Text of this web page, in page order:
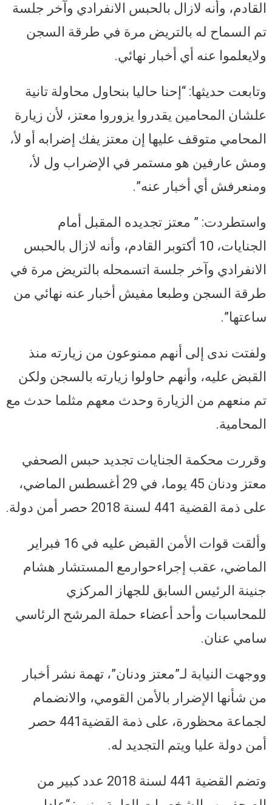
القادم، وأنه لازال بالحبس الانفرادي وآخر جلسة
تم السماح له بالتريض مرة في طرقة السجن
ولايعلموا عنه أي أخبار نهائي.
وتابعت حديثها: “إحنا حاليا بنحاول محاولة تانية
علشان المحامين يقدروا يزوروا معتز، لأن زيارة
المحامي متوقف عليها إن معتز يفك إضرابه أو لأ،
ومش عارفين هو مستمر في الإضراب ول لأ،
ومنعرفش أي أخبار عنه”.
واستطردت: ” معتز تجديده المقبل أمام
الجنايات، 10 أكتوبر القادم، وأنه لازال بالحبس
الانفرادي وآخر جلسة اتسمحله بالتريض مرة في
طرقة السجن وطبعا مفيش أخبار عنه نهائي من
ساعتها”.
ولفتت ندى إلى أنهم ممنوعون من زيارته منذ
القبض عليه، وأنهم حاولوا زيارته بالسجن ولكن
تم منعهم من الزيارة وحدث معهم مثلما حدث مع
المحامية.
وقررت محكمة الجنايات تجديد حبس الصحفي
معتز ودنان 45 يوما، في 29 أغسطس الماضي،
على ذمة القضية 441 لسنة 2018 حصر أمن دولة.
وألقت قوات الأمن القبض عليه في 16 فبراير
الماضي، عقب إجراءحوارمع المستشار هشام
جنينة الرئيس السابق للجهاز المركزي
للمحاسبات وأحد أعضاء حملة المرشح الرئاسي
سامي عنان.
ووجهت النيابة لـ”معتز ودنان”، تهمة نشر أخبار
من شأنها الإضرار بالأمن القومي، والانضمام
لجماعة محظورة، على ذمة القضية441 حصر
أمن دولة عليا ويتم التجديد له.
وتضم القضية 441 لسنة 2018 عدد كبير من